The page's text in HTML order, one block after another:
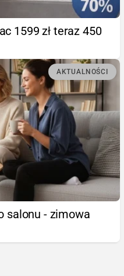
1599 zł teraz 450
AKTUALNOŚCI
salonu - zimowa